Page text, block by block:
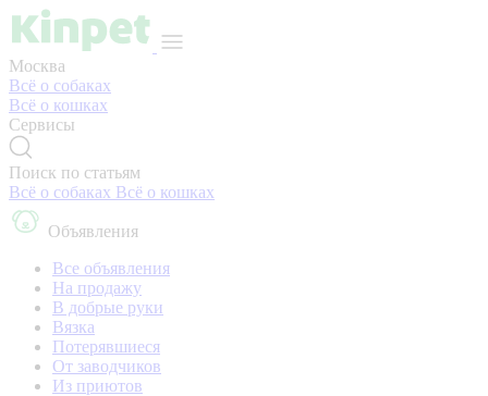
Москва
Всё о собаках
Всё о кошках
Сервисы
Поиск по статьям
Всё о собаках Всё о кошках
Объявления
Все объявления
На продажу
В добрые руки
Вязка
Потерявшиеся
От заводчиков
Из приютов